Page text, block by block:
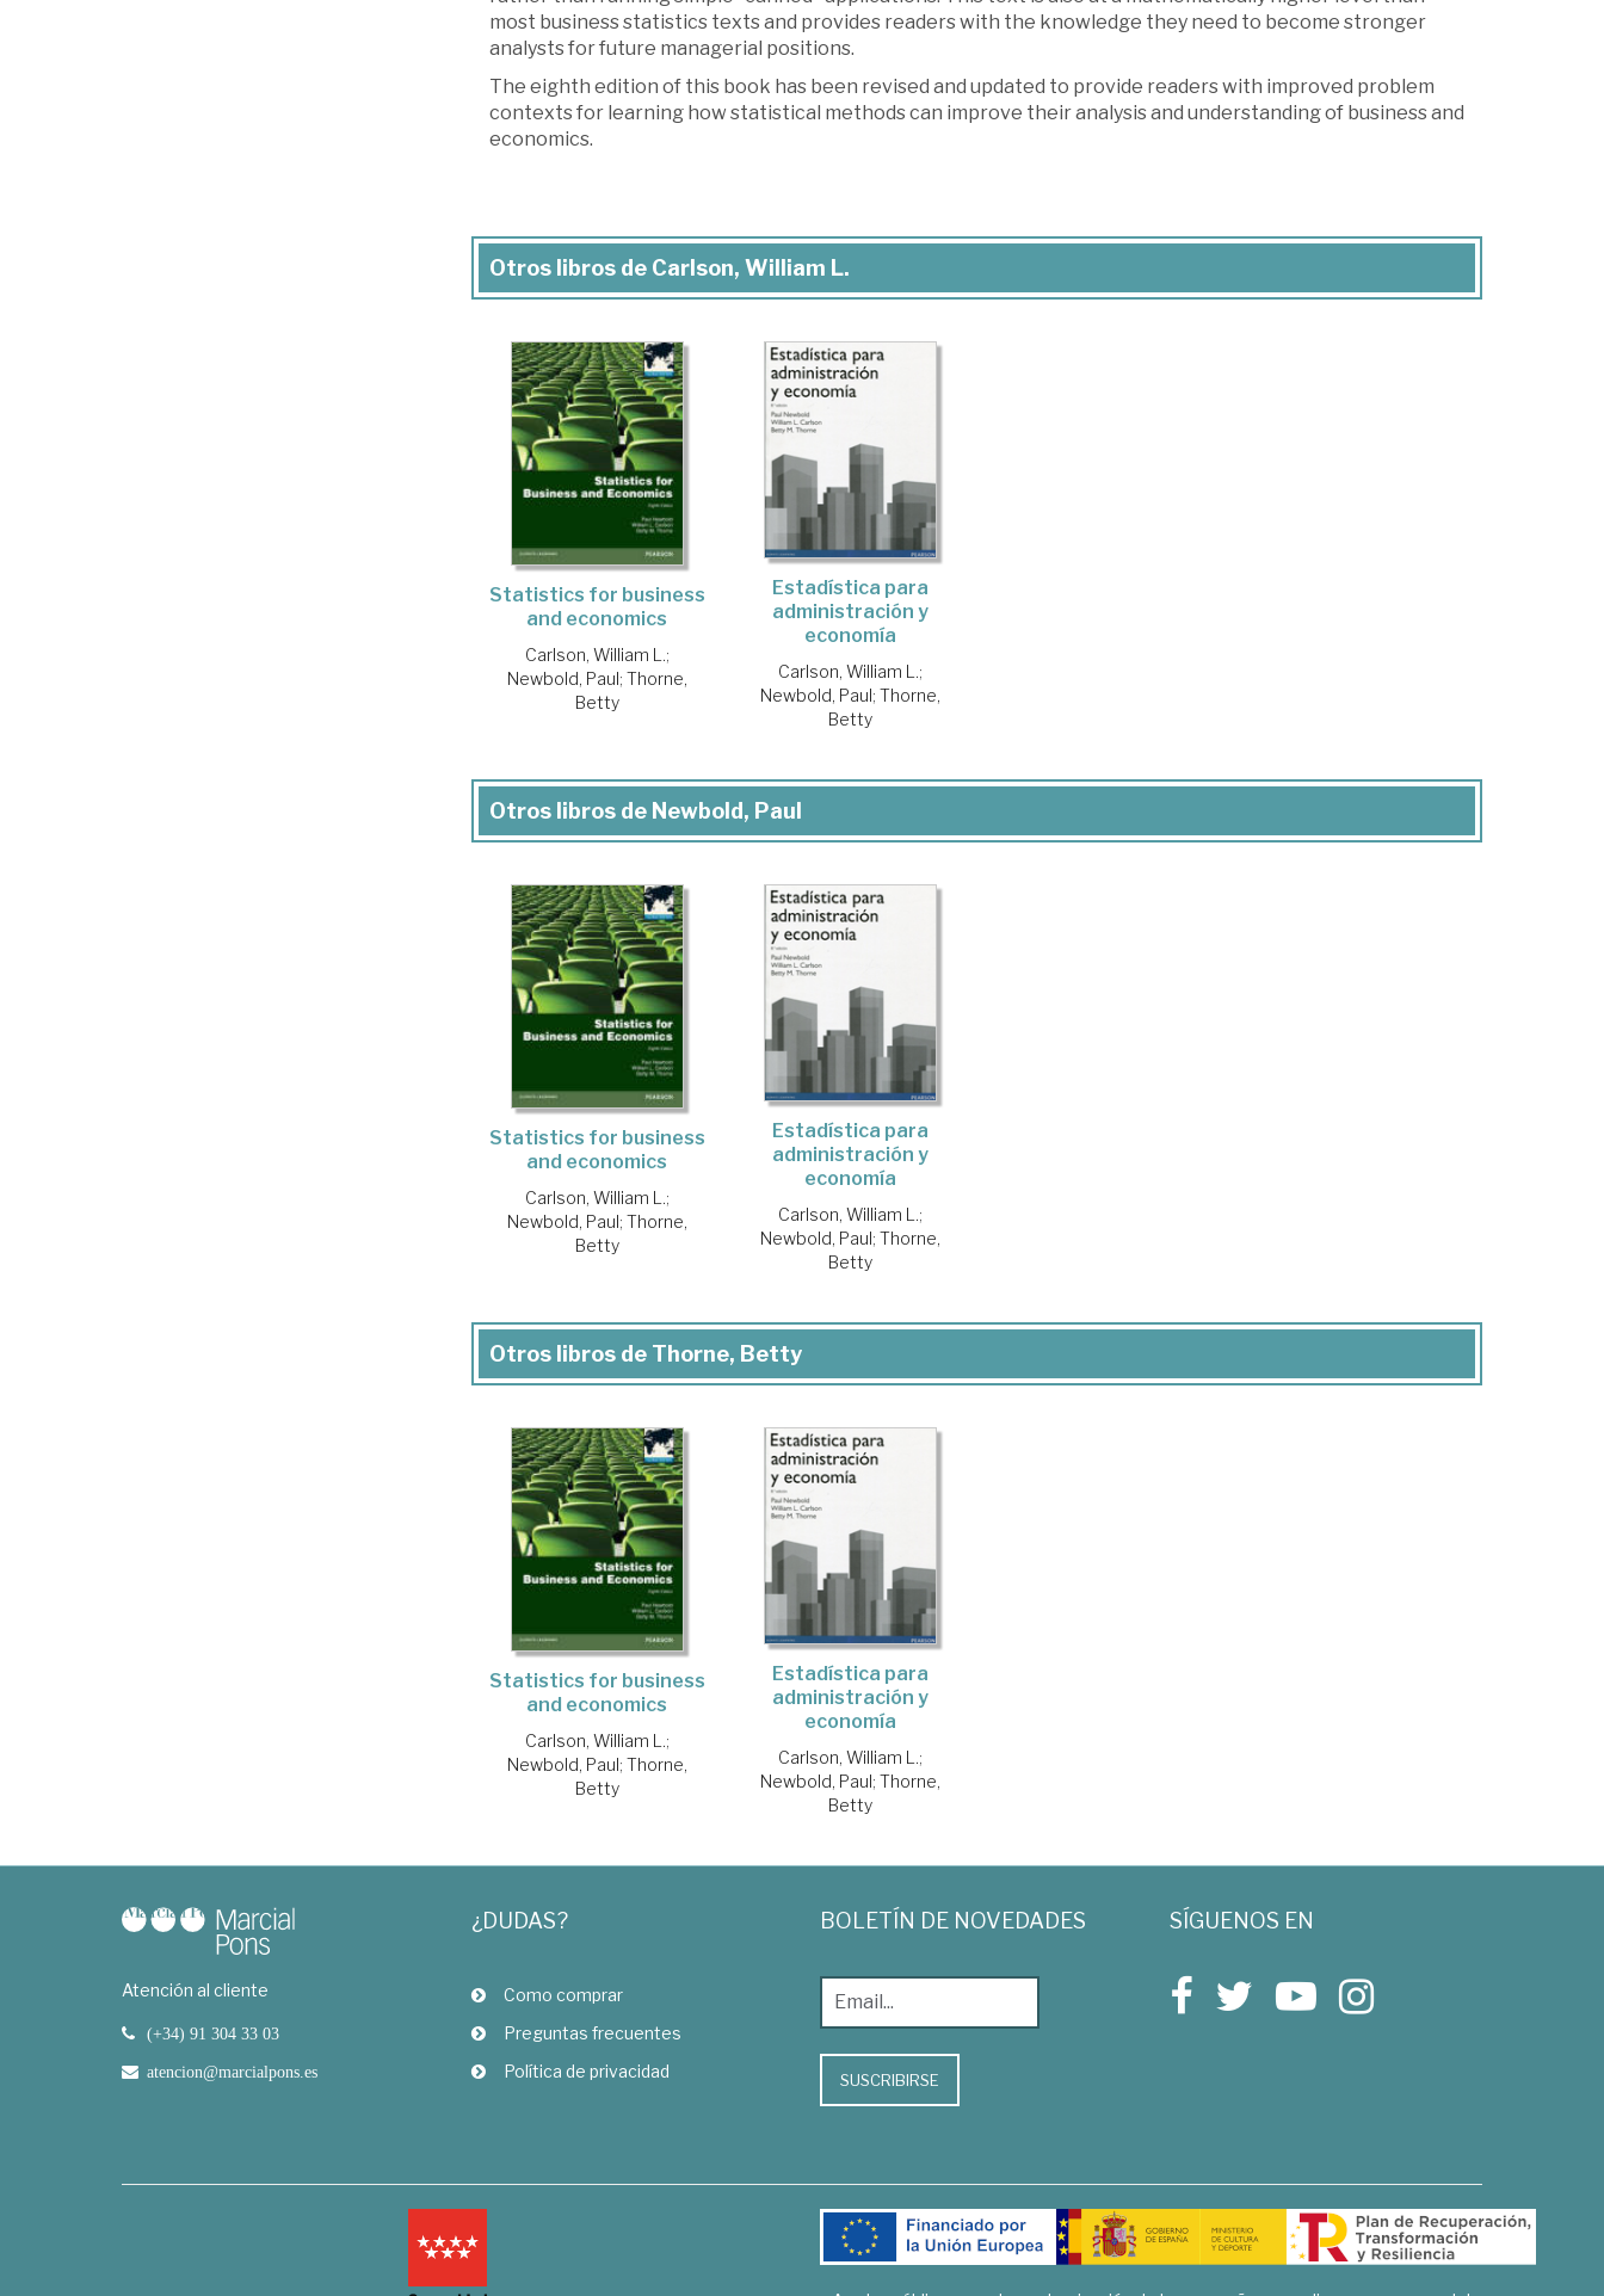
most business statistics texts and provides readers with the knowledge they need to become stronger
analysts for future managerial positions.
The eighth edition of this book has been revised and updated to provide readers with improved problem
contexts for learning how statistical methods can improve their analysis and understanding of business and
economics.
Otros libros de Carlson, William L.
Statistics for business
and economics
Carlson, William L.;
Newbold, Paul; Thorne,
Betty
Estadística para
administración y
economía
Carlson, William L.;
Newbold, Paul; Thorne,
Betty
Otros libros de Newbold, Paul
Statistics for business
and economics
Carlson, William L.;
Newbold, Paul; Thorne,
Betty
Estadística para
administración y
economía
Carlson, William L.;
Newbold, Paul; Thorne,
Betty
Otros libros de Thorne, Betty
Statistics for business
and economics
Carlson, William L.;
Newbold, Paul; Thorne,
Betty
Estadística para
administración y
economía
Carlson, William L.;
Newbold, Paul; Thorne,
Betty
Atención al cliente
(+34) 91 304 33 03
atencion@marcialpons.es
¿DUDAS?
Como comprar
Preguntas frecuentes
Política de privacidad
BOLETÍN DE NOVEDADES
SUSCRIBIRSE
SÍGUENOS EN